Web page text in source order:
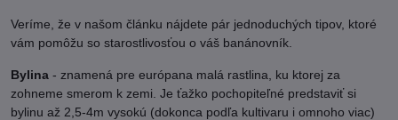
Veríme, že v našom článku nájdete pár jednoduchých tipov, ktoré
vám pomôžu so starostlivosťou o váš banánovník.
Bylina - znamená pre európana malá rastlina, ku ktorej za
zohneme smerom k zemi. Je ťažko pochopiteľné predstaviť si
bylinu až 2,5-4m vysokú (dokonca podľa kultivaru i omnoho viac)